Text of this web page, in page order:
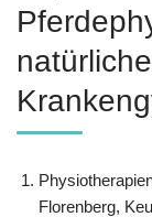
Florenberg,